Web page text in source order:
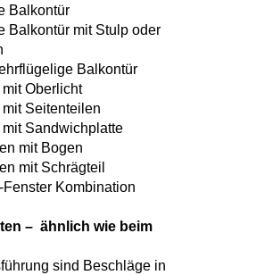
Balkontür
Balkontür mit Stulp oder
Balkontür
Oberlicht
Seitenteilen
Sandwichplatte
mit Bogen
mit Schrägteil
Kombination
– ähnlich wie beim
sind Beschläge in